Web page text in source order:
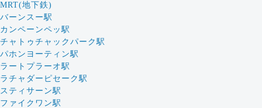
MRT(地下鉄)
バーンスー駅
カンペーンペッ駅
チャトゥチャックパーク駅
パホンヨーティン駅
ラートプラーオ駅
ラチャダーピセーク駅
スティサーン駅
ファイクワン駅